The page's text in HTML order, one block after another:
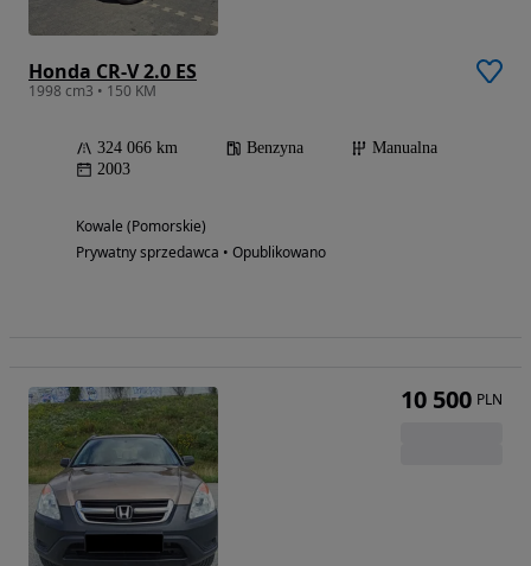
Honda CR-V 2.0 ES
1998 cm3 • 150 KM
324 066 km Benzyna
Manualna
2003
Kowale (Pomorskie)
Prywatny sprzedawca • Opublikowano
10 500 PLN